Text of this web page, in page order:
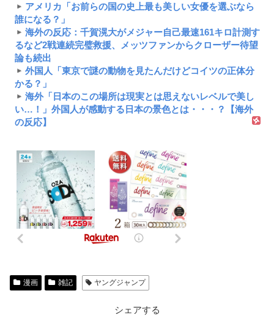
アメリカ「お前らの国の史上最も美しい女優を選ぶなら
誰になる？」
海外の反応：千賀滉大がメジャー自己最速161キロ計測す
るなど2戦連続完璧救援、メッツファンからクローザー待望
論も続出
外国人「東京で謎の動物を見たんだけどコイツの正体分
かる？」
海外「日本のこの場所は現実とは思えないレベルで美し
い…！」外国人が感動する日本の景色とは・・・？【海外
の反応】
漫画 雑記 ヤングジャンプ
シェアする